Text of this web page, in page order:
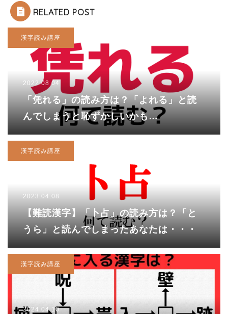
RELATED POST
漢字読み講座
2022.08.04
「凭れる」の読み方は？「よれる」と読
んでしまうと恥ずかしいかも…
漢字読み講座
2023.04.08
【難読漢字】「卜占」の読み方は？「と
うら」と読んでしまったあなたは・・・
漢字読み講座
2024.04.10